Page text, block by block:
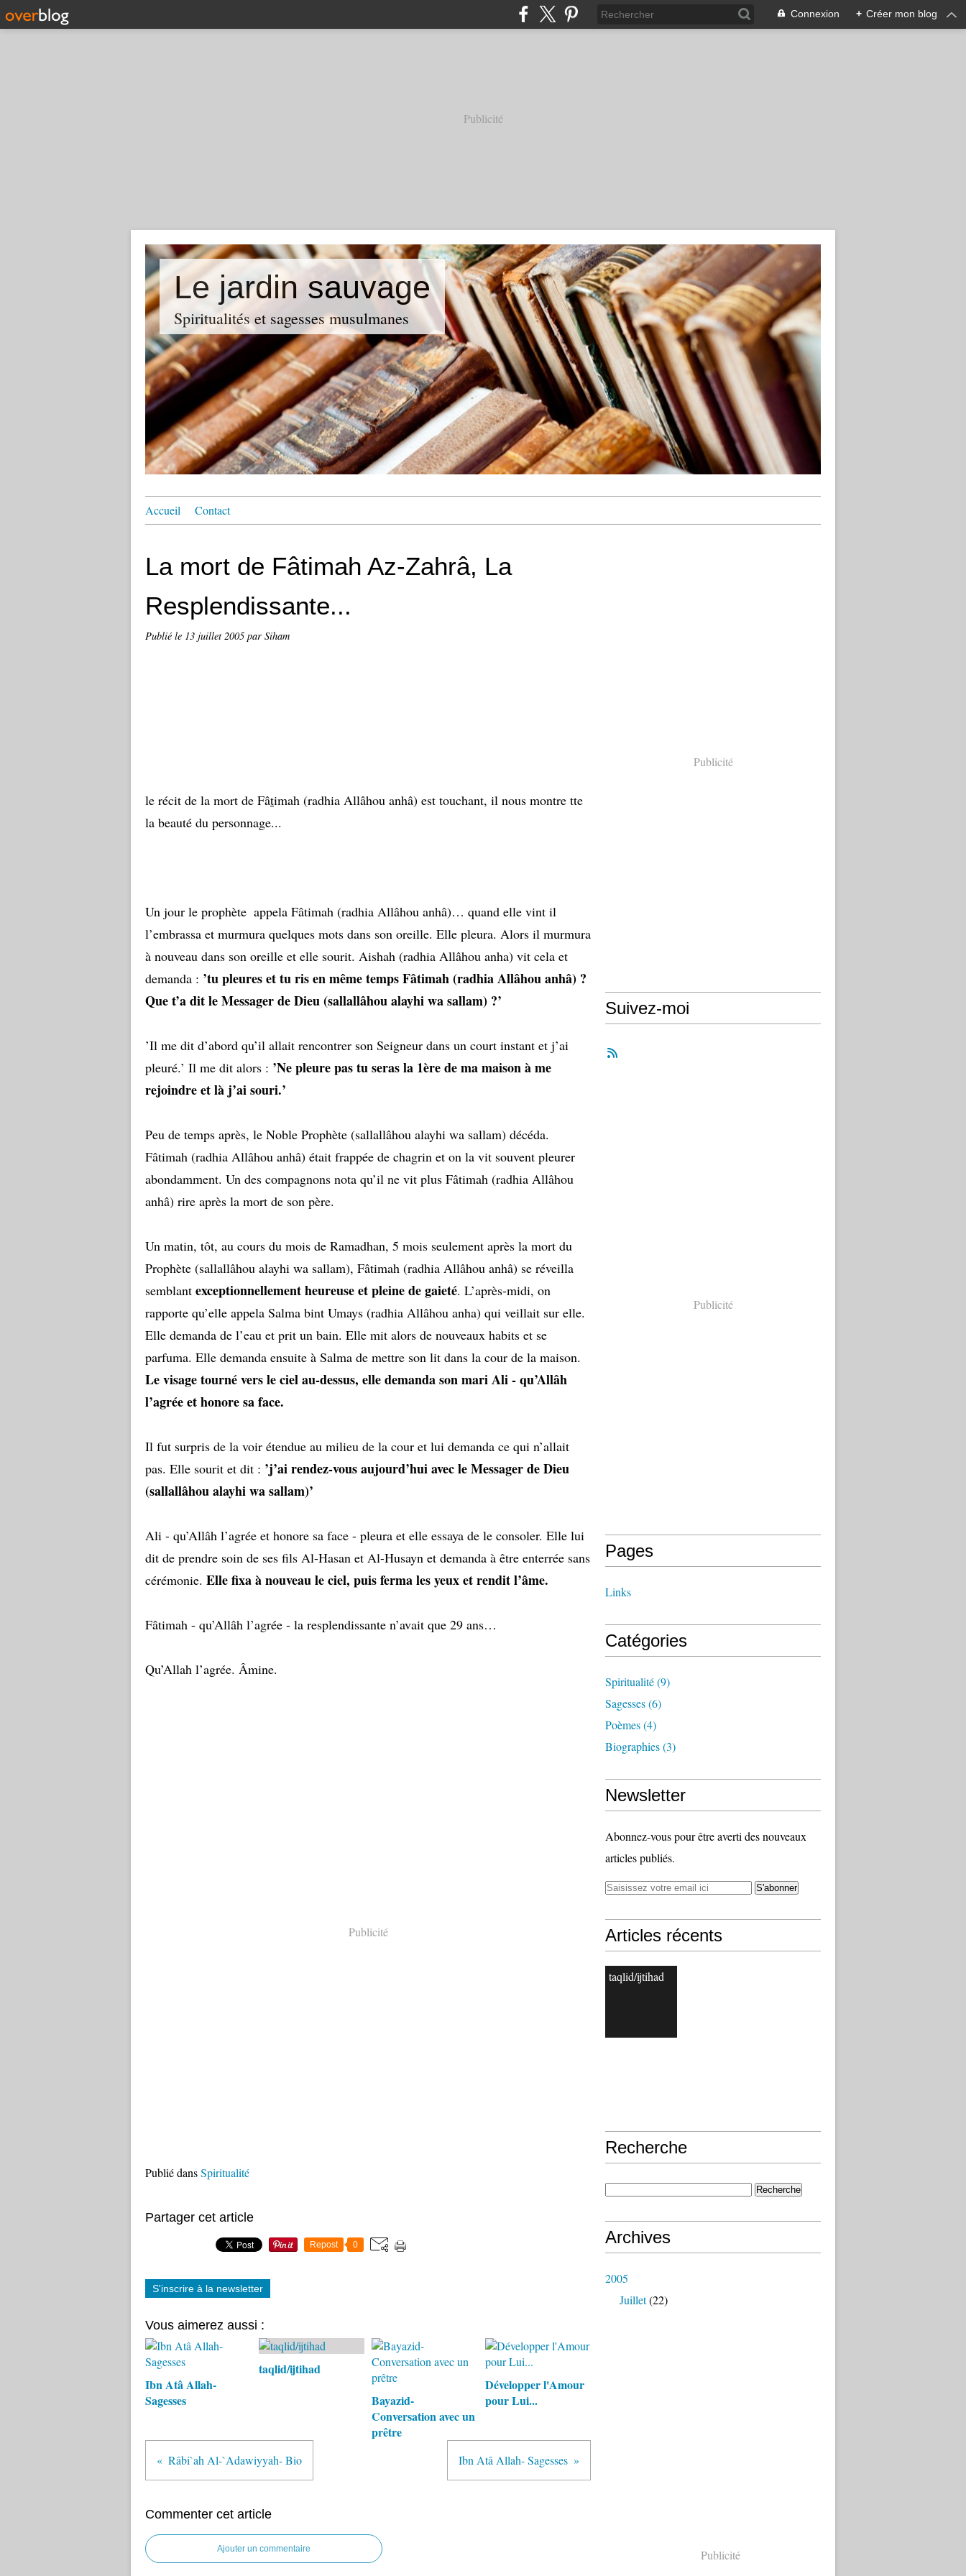
Connexion + Créer mon blog
Publicité
Le jardin sauvage
Spiritualités et sagesses musulmanes
Accueil Contact
La mort de Fâtimah Az-Zahrâ, La
Resplendissante...
Publié le 13 juillet 2005 par Siham
le récit de la mort de Fâtimah (radhia Allâhou anhâ) est touchant, il nous montre tte
la beauté du personnage...
Un jour le prophète appela Fâtimah (radhia Allâhou anhâ)… quand elle vint il
l’embrassa et murmura quelques mots dans son oreille. Elle pleura. Alors il murmura
à nouveau dans son oreille et elle sourit. Aishah (radhia Allâhou anha) vit cela et
demanda : ’tu pleures et tu ris en même temps Fâtimah (radhia Allâhou anhâ) ?
Que t’a dit le Messager de Dieu (sallallâhou alayhi wa sallam) ?’
’Il me dit d’abord qu’il allait rencontrer son Seigneur dans un court instant et j’ai
pleuré.’ Il me dit alors : ’Ne pleure pas tu seras la 1ère de ma maison à me
rejoindre et là j’ai souri.’
Peu de temps après, le Noble Prophète (sallallâhou alayhi wa sallam) décéda.
Fâtimah (radhia Allâhou anhâ) était frappée de chagrin et on la vit souvent pleurer
abondamment. Un des compagnons nota qu’il ne vit plus Fâtimah (radhia Allâhou
anhâ) rire après la mort de son père.
Un matin, tôt, au cours du mois de Ramadhan, 5 mois seulement après la mort du
Prophète (sallallâhou alayhi wa sallam), Fâtimah (radhia Allâhou anhâ) se réveilla
semblant exceptionnellement heureuse et pleine de gaieté. L’après-midi, on
rapporte qu’elle appela Salma bint Umays (radhia Allâhou anha) qui veillait sur elle.
Elle demanda de l’eau et prit un bain. Elle mit alors de nouveaux habits et se
parfuma. Elle demanda ensuite à Salma de mettre son lit dans la cour de la maison.
Le visage tourné vers le ciel au-dessus, elle demanda son mari Ali - qu’Allâh
l’agrée et honore sa face.
Il fut surpris de la voir étendue au milieu de la cour et lui demanda ce qui n’allait
pas. Elle sourit et dit : ’j’ai rendez-vous aujourd’hui avec le Messager de Dieu
(sallallâhou alayhi wa sallam)’
Ali - qu’Allâh l’agrée et honore sa face - pleura et elle essaya de le consoler. Elle lui
dit de prendre soin de ses fils Al-Hasan et Al-Husayn et demanda à être enterrée sans
cérémonie. Elle fixa à nouveau le ciel, puis ferma les yeux et rendit l’âme.
Fâtimah - qu’Allâh l’agrée - la resplendissante n’avait que 29 ans…
Qu’Allah l’agrée. Âmine.
Publicité
Publié dansSpiritualité
Partager cet article
Repost 0
S'inscrire à la newsletter
Vous aimerez aussi :
Ibn Atâ Allah-
Sagesses
taqlid/ijtihad
Bayazid-
Conversation avec un
prêtre
Développer l'Amour
pour Lui...
Râbi`ah Al-`Adawiyyah- Bio Ibn Atâ Allah- Sagesses
Commenter cet article
Ajouter un commentaire
Publicité
Suivez-moi
Publicité
Pages
Links
Catégories
Spiritualité(9)
Sagesses(6)
Poèmes(4)
Biographies(3)
Newsletter
Abonnez-vous pour être averti des nouveaux
articles publiés.
Articles récents
taqlid/ijtihad
Recherche
Archives
2005
Juillet(22)
Publicité